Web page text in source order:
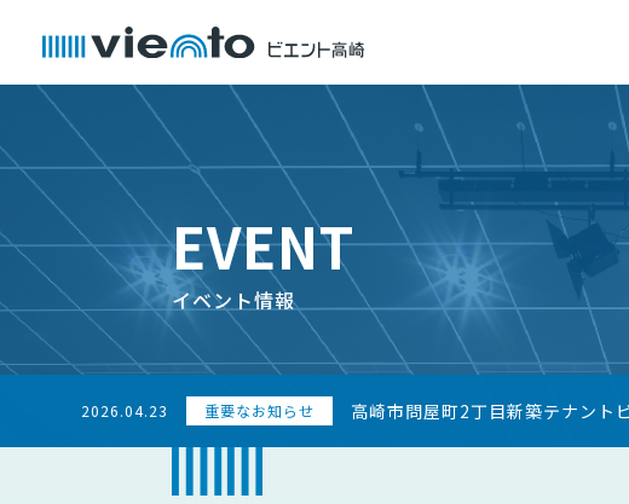
EVENT
イベント情報
2026.04.23 重要なお知らせ 高崎市問屋町2丁目新築テナント